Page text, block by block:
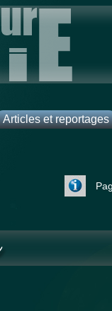
Articles et reportages